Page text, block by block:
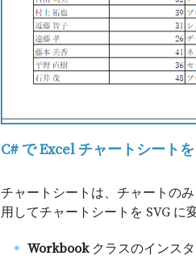
C# で Excel チャートシート
チャートシートは、チャートの
用してチャートシートを SVG
Workbookクラスのインスタ